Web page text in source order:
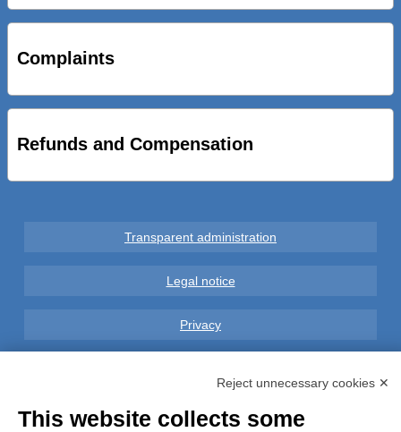
CICLOPEDONALE FAL CONSEGNA ALLA CITTA’ LE NOVE
OPERE DEL PROGETTO
AL VIA SERVIZIO DI BIKE SHARING A POTENZA CON
VAIMOO PER UTENTI FAL SCONTI SULL’UTILIZZO DELLE
Complaints
Refunds and Compensation
Transparent administration
Legal notice
Privacy
Complaints
Reject unnecessary cookies ✕
This website collects some